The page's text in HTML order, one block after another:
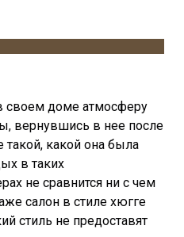
своем доме атмосферу
вернувшись в нее после
такой, какой она была
в таких
не сравнится ни с чем
салон в стиле хюгге
стиль не предоставят